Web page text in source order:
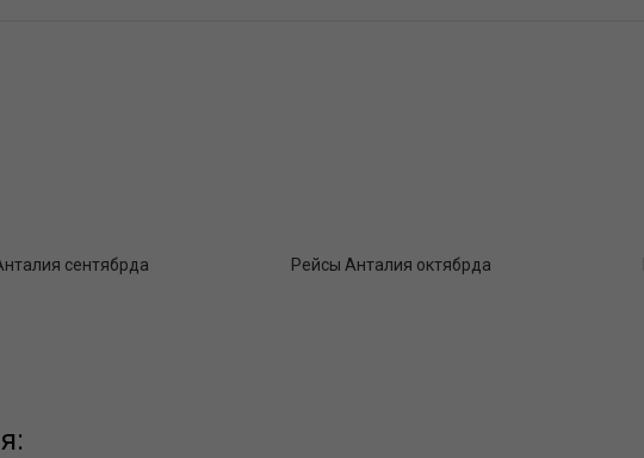
сентябрда Рейсы Анталия октябрда